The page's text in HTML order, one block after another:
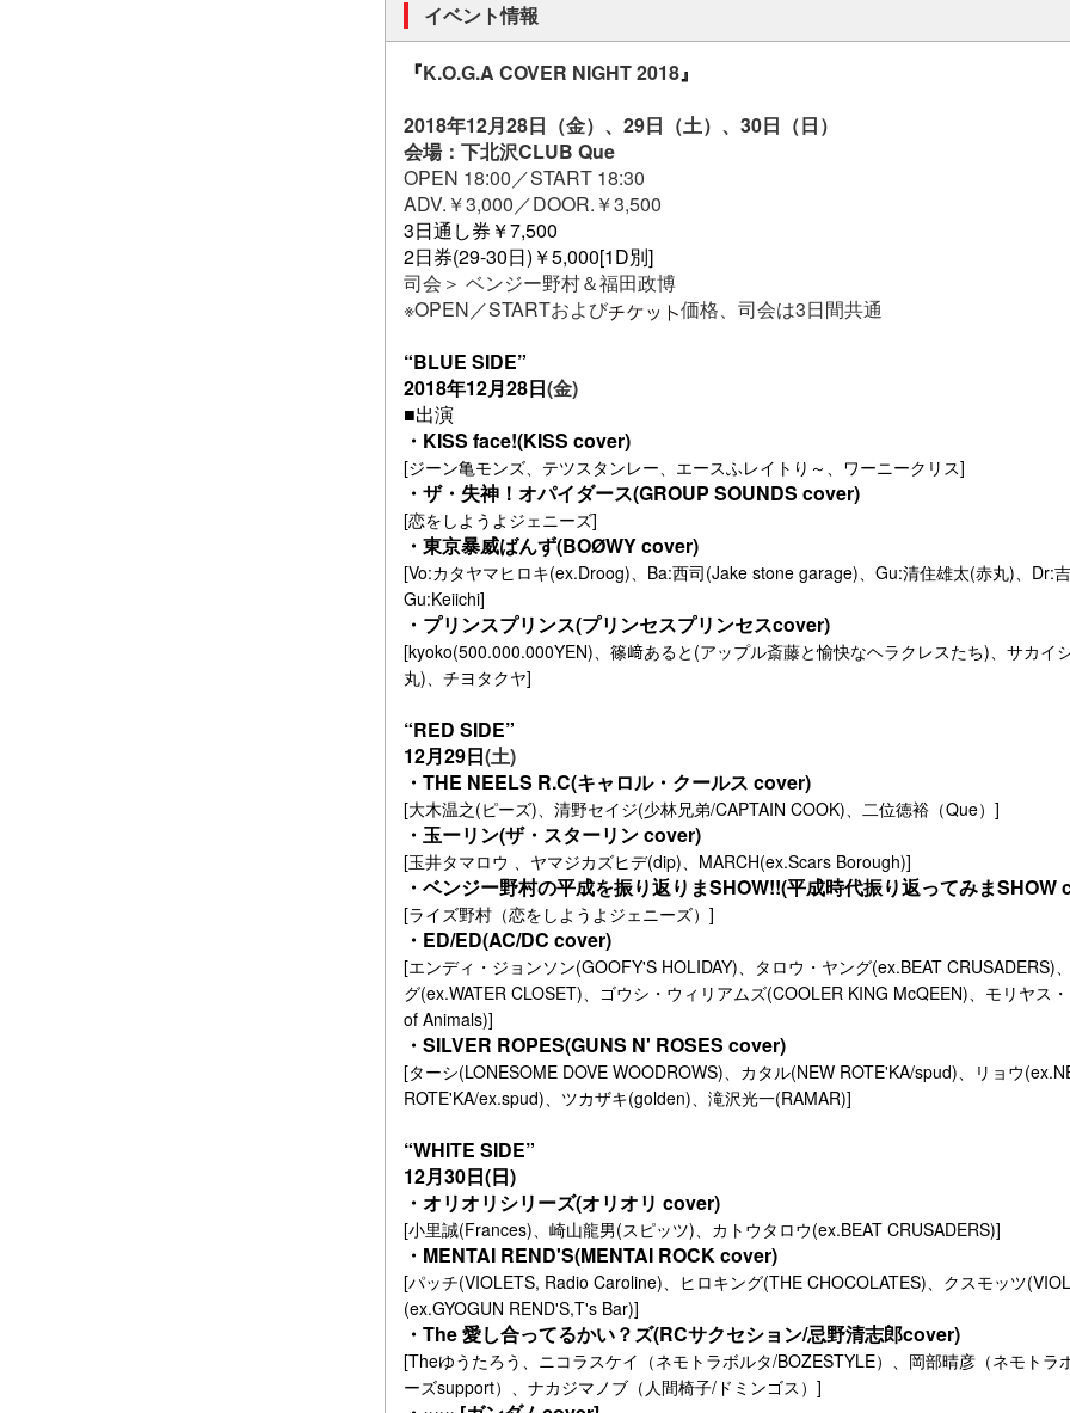
イベント情報
『K.O.G.A COVER NIGHT 2018』
2018年12月28日（金）、29日（土）、30日（日）
会場：下北沢CLUB Que
OPEN 18:00／START 18:30
ADV.￥3,000／DOOR.￥3,500
3日通し券￥7,500
2日券(29-30日)￥5,000[1D別]
司会＞ ベンジー野村＆福田政博
※OPEN／STARTおよび
価格、司会は3日間共通
“BLUE SIDE”
2018年12月28日(金)
■出演
・ KISS face!(KISS cover)
[ジーン亀モンズ、テツスタンレー、エースふレイトり～、ワーニークリス]
・ザ・失神！オパイダース(GROUP SOUNDS cover)
[恋をしようよジェニーズ]
・東京暴威ばんず(BOØWY cover)
[Vo:カタヤマヒロキ(ex.Droog)、 Ba:西司(Jake stone garage)、 Gu:清住雄太(赤丸)、Dr:
Gu:Keiichi]
・プリンスプリンス(プリンセスプリンセスcover)
[kyoko(500.000.000YEN)、篠﨑あると(アップル斎藤と愉快なヘラクレスたち)、サカイ
丸)、チヨタクヤ]
“RED SIDE”
12月29日(土)
・THE NEELS R.C(キャロル・クールス cover)
[大木温之(ピーズ)、清野セイジ(少林兄弟/CAPTAIN COOK)、二位徳裕（Que）]
・玉ーリン(ザ・スターリン cover)
[玉井タマロウ 、ヤマジカズヒデ(dip)、MARCH(ex.Scars Borough)]
・ベンジー野村の平成を振り返りまSHOW!!(平成時代振り返ってみまSHOW
[ライズ野村（恋をしようよジェニーズ）]
・ED/ED(AC/DC cover)
[エンディ・ジョンソン(GOOFY'S HOLIDAY)、タロウ・ヤング(ex.BEAT CRUSADERS)
グ(ex.WATER CLOSET)、ゴウシ・ウィリアムズ(COOLER KING McQEEN)、モリヤス
of Animals)]
・SILVER ROPES(GUNS N' ROSES cover)
[ターシ(LONESOME DOVE WOODROWS)、カタル(NEW ROTE'KA/spud)、リョウ
ROTE'KA/ex.spud)、ツカザキ(golden)、滝沢光一(RAMAR)]
“WHITE SIDE”
12月30日(日)
・オリオリシリーズ(オリオリ cover)
[小里誠(Frances)、崎山龍男(スピッツ)、カトウタロウ(ex.BEAT CRUSADERS)]
・MENTAI REND'S(MENTAI ROCK cover)
[パッチ(VIOLETS, Radio Caroline)、ヒロキング(THE CHOCOLATES)、クスモッツ
(ex.GYOGUN REND'S,T's Bar)]
・The 愛し合ってるかい？ズ(RCサクセション/忌野清志郎cover)
[Theゆうたろう、ニコラスケイ（ネモトラボルタ/BOZESTYLE）、岡部晴彦（ネモトラ
ーズsupport）、ナカジマノブ（人間椅子/ドミンゴス）]